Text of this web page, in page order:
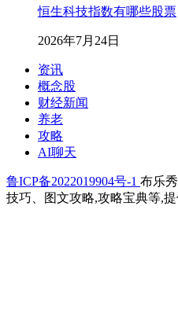
恒生科技指数有哪些股票
2026年7月24日
资讯
概念股
财经新闻
养老
攻略
AI聊天
鲁ICP备2022019904号-1 布乐
技巧、图文攻略,攻略宝典等,